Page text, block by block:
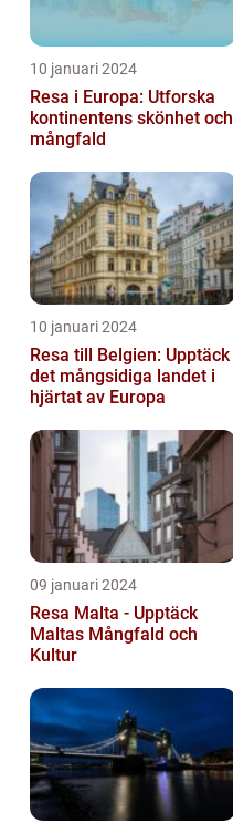
10 januari 2024
Resa i Europa: Utforska
kontinentens skönhet och
mångfald
10 januari 2024
Resa till Belgien: Upptäck
det mångsidiga landet i
hjärtat av Europa
09 januari 2024
Resa Malta - Upptäck
Maltas Mångfald och
Kultur